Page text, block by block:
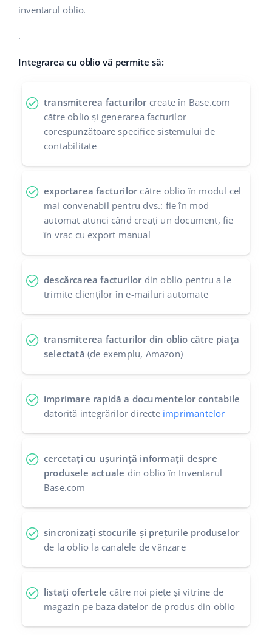
inventarul oblio.
.
Integrarea cu oblio vă permite să:
transmiterea facturilor create în Base.com
către oblio și generarea facturilor
corespunzătoare specifice sistemului de
contabilitate
exportarea facturilor către oblio în modul cel
mai convenabil pentru dvs.: fie în mod
automat atunci când creați un document, fie
în vrac cu export manual
descărcarea facturilor din oblio pentru a le
trimite clienților în e-mailuri automate
transmiterea facturilor din oblio către piața
selectată (de exemplu, Amazon)
imprimare rapidă a documentelor contabile
datorită integrărilor directe imprimantelor
cercetați cu ușurință informații despre
produsele actuale din oblio în Inventarul
Base.com
sincronizați stocurile și prețurile produselor
de la oblio la canalele de vânzare
listați ofertele către noi piețe și vitrine de
magazin pe baza datelor de produs din oblio